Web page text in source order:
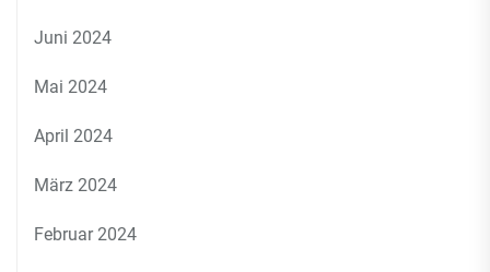
Juni 2024
Mai 2024
April 2024
März 2024
Februar 2024